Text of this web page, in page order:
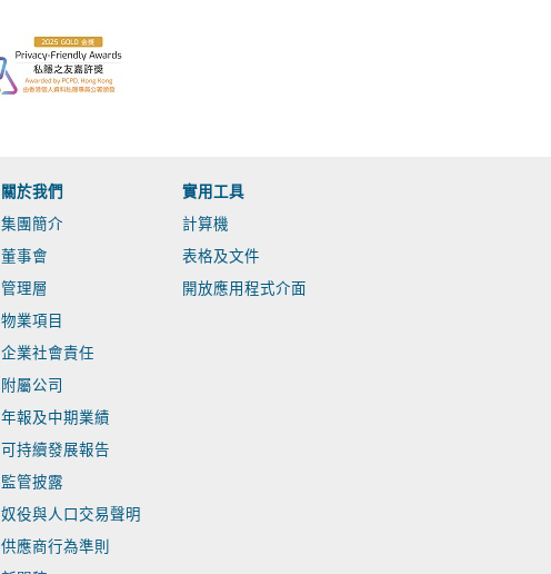
關於我們
集團簡介
董事會
管理層
物業項目
企業社會責任
附屬公司
年報及中期業績
可持續發展報告
監管披露
奴役與人口交易聲明
供應商行為準則
實用工具
計算機
表格及文件
開放應用程式介面